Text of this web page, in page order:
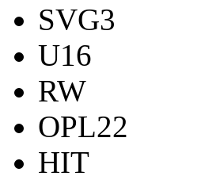
SVG3
U16
RW
OPL22
HIT